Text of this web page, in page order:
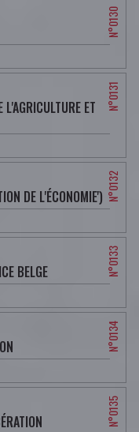
L'AGRICULTURE ET
DE L'ÉCONOMIE')
BELGE